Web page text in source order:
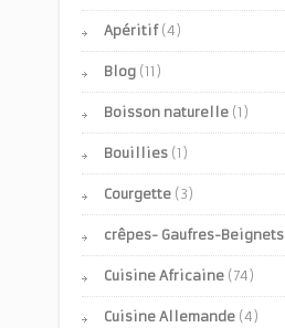
Apéritif(4)
Blog (11)
Boisson naturelle (1)
Bouillies (1)
Courgette (3)
crêpes- Gaufres-Beignets
Cuisine Africaine (74)
Cuisine Allemande (4)